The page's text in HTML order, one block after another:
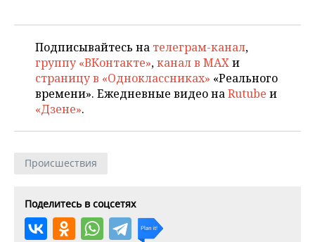
Подписывайтесь на телеграм-канал,
группу «ВКонтакте»,канал в MAXи
страницу в «Одноклассниках» «Реального
времени». Ежедневные видео наRutube и
«Дзене».
Происшествия
Поделитесь в соцсетях